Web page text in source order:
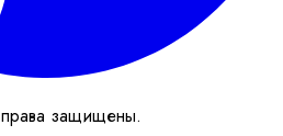
защищены.